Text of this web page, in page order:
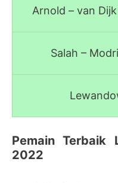
Arnold – van
Salah –
Pemain Terbaik
2022